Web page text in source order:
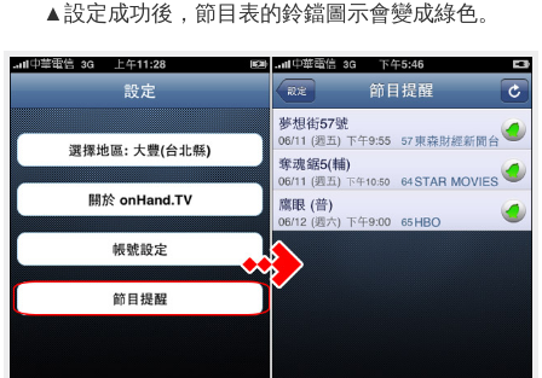
▲設定成功後，節目表的鈴鐺圖示會變成綠色。